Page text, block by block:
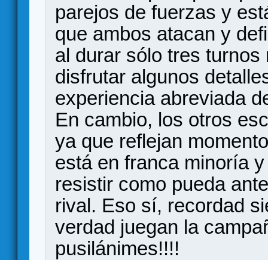
parejos de fuerzas y
que ambos atacan y
al durar sólo tres
disfrutar algunos
experiencia abreviada
En cambio, los otros
ya que reflejan
está en franca minoría
resistir como pueda
rival. Eso sí, recordad
verdad juegan la
pusilánimes!!!!